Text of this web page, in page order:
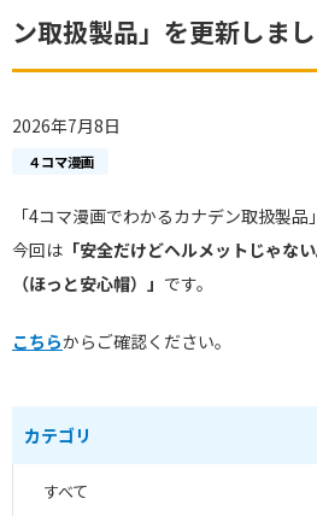
ン取扱製品」を更新しま
2026年7月8日
４コマ漫画
「4コマ漫画でわかるカナデン取扱製品」
今回は 「安全だけどヘルメットじゃな
（ほっと安心帽）」 です。
こちらからご確認ください。
カテゴリ
すべて